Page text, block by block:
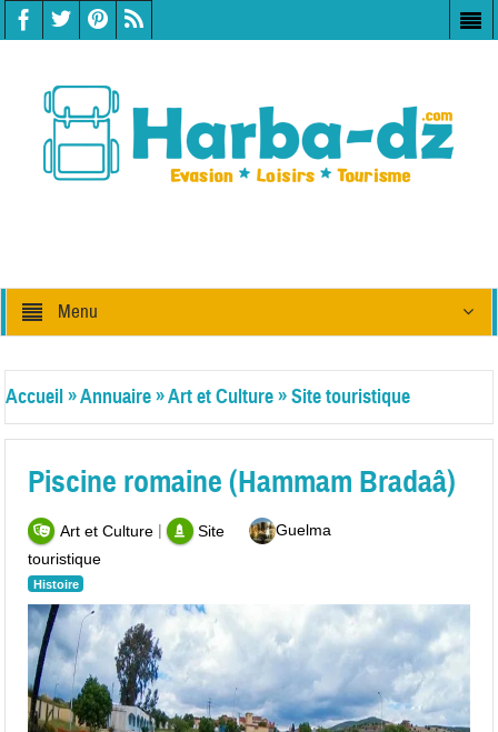
Menu
Accueil»Annuaire»Art et Culture»Site touristique
Piscine romaine (Hammam Bradaâ)
Art et Culture|
Site
touristique
Histoire
Guelma